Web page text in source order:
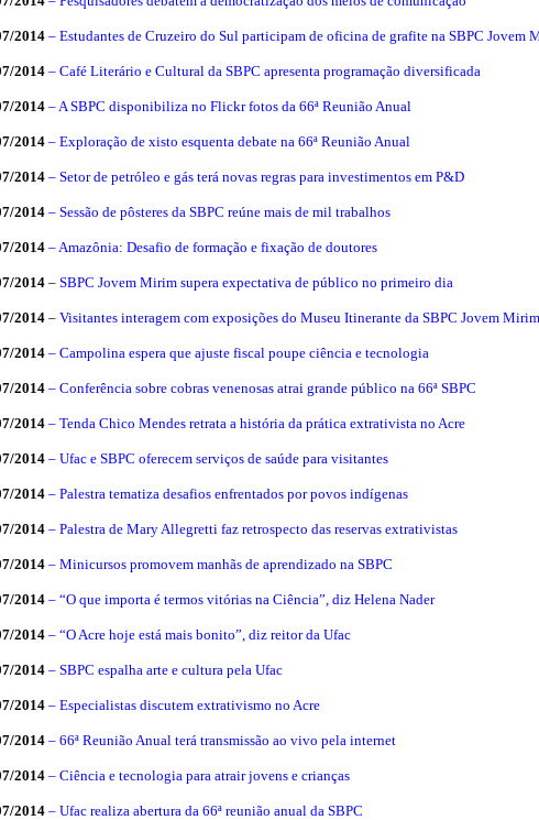
2014 – Estudantes de Cruzeiro do Sul participam de oficina de grafite na SBPC Jovem
2014 – Café Literário e Cultural da SBPC apresenta programação diversificada
2014 – A SBPC disponibiliza no Flickr fotos da 66ª Reunião Anual
2014 – Exploração de xisto esquenta debate na 66ª Reunião Anual
2014 – Setor de petróleo e gás terá novas regras para investimentos em P&D
2014 – Sessão de pôsteres da SBPC reúne mais de mil trabalhos
2014 – Amazônia: Desafio de formação e fixação de doutores
2014 – SBPC Jovem Mirim supera expectativa de público no primeiro dia
2014 – Visitantes interagem com exposições do Museu Itinerante da SBPC Jovem Mirim
2014 – Campolina espera que ajuste fiscal poupe ciência e tecnologia
2014 – Conferência sobre cobras venenosas atrai grande público na 66ª SBPC
2014 – Tenda Chico Mendes retrata a história da prática extrativista no Acre
2014 – Ufac e SBPC oferecem serviços de saúde para visitantes
2014 – Palestra tematiza desafios enfrentados por povos indígenas
2014 – Palestra de Mary Allegretti faz retrospecto das reservas extrativistas
2014 – Minicursos promovem manhãs de aprendizado na SBPC
2014 – “O que importa é termos vitórias na Ciência”, diz Helena Nader
2014 – “O Acre hoje está mais bonito”, diz reitor da Ufac
2014 – SBPC espalha arte e cultura pela Ufac
2014 – Especialistas discutem extrativismo no Acre
2014 – 66ª Reunião Anual terá transmissão ao vivo pela internet
2014 – Ciência e tecnologia para atrair jovens e crianças
2014 – Ufac realiza abertura da 66ª reunião anual da SBPC